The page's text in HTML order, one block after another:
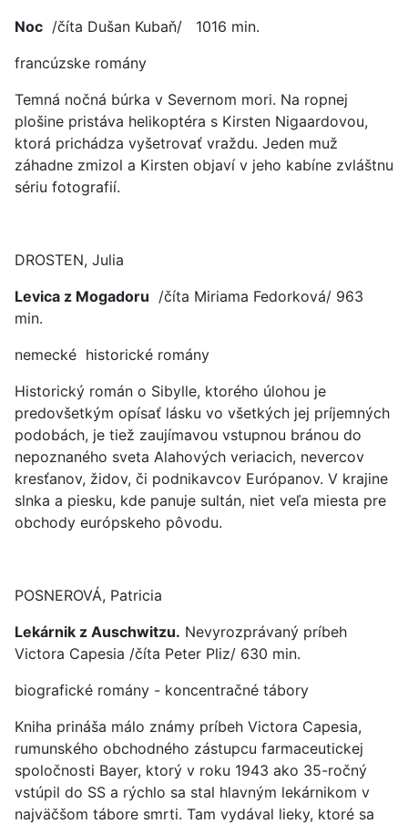
Noc /číta Dušan Kubaň/ 1016 min.
francúzske romány
Temná nočná búrka v Severnom mori. Na ropnej
plošine pristáva helikoptéra s Kirsten Nigaardovou,
ktorá prichádza vyšetrovať vraždu. Jeden muž
záhadne zmizol a Kirsten objaví v jeho kabíne zvláštnu
sériu fotografií.
DROSTEN, Julia
Levica z Mogadoru /číta Miriama Fedorková/ 963
min.
nemecké historické romány
Historický román o Sibylle, ktorého úlohou je
predovšetkým opísať lásku vo všetkých jej príjemných
podobách, je tiež zaujímavou vstupnou bránou do
nepoznaného sveta Alahových veriacich, nevercov
kresťanov, židov, či podnikavcov Európanov. V krajine
slnka a piesku, kde panuje sultán, niet veľa miesta pre
obchody európskeho pôvodu.
POSNEROVÁ, Patricia
Lekárnik z Auschwitzu. Nevyrozprávaný príbeh
Victora Capesia /číta Peter Pliz/ 630 min.
biografické romány - koncentračné tábory
Kniha prináša málo známy príbeh Victora Capesia,
rumunského obchodného zástupcu farmaceutickej
spoločnosti Bayer, ktorý v roku 1943 ako 35-ročný
vstúpil do SS a rýchlo sa stal hlavným lekárnikom v
najväčšom tábore smrti. Tam vydával lieky, ktoré sa